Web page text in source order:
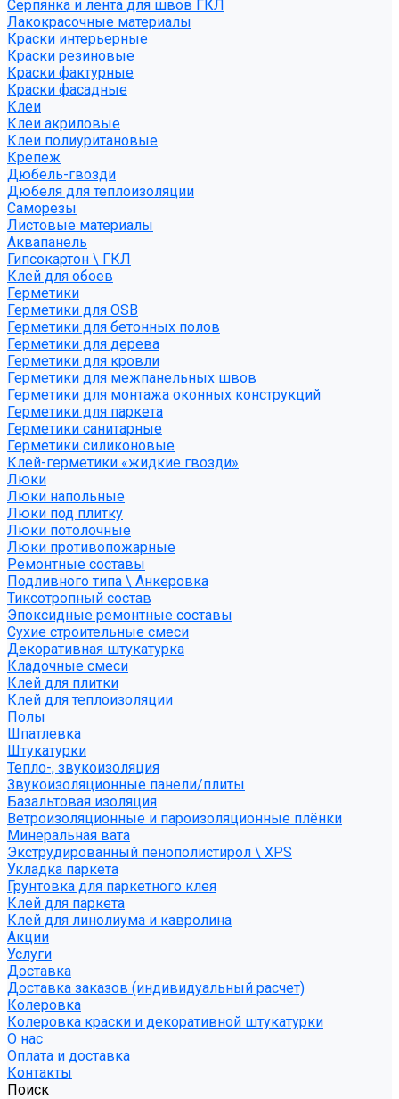
Серпянка и лента для швов ГКЛ
Лакокрасочные материалы
Краски интерьерные
Краски резиновые
Краски фактурные
Краски фасадные
Клеи
Клеи акриловые
Клеи полиуритановые
Крепеж
Дюбель-гвозди
Дюбеля для теплоизоляции
Саморезы
Листовые материалы
Аквапанель
Гипсокартон \ ГКЛ
Клей для обоев
Герметики
Герметики для OSB
Герметики для бетонных полов
Герметики для дерева
Герметики для кровли
Герметики для межпанельных швов
Герметики для монтажа оконных конструкций
Герметики для паркета
Герметики санитарные
Герметики силиконовые
Клей-герметики «жидкие гвозди»
Люки
Люки напольные
Люки под плитку
Люки потолочные
Люки противопожарные
Ремонтные составы
Подливного типа \ Анкеровка
Тиксотропный состав
Эпоксидные ремонтные составы
Сухие строительные смеси
Декоративная штукатурка
Кладочные смеси
Клей для плитки
Клей для теплоизоляции
Полы
Шпатлевка
Штукатурки
Тепло-, звукоизоляция
Звукоизоляционные панели/плиты
Базальтовая изоляция
Ветроизоляционные и пароизоляционные плёнки
Минеральная вата
Экструдированный пенополистирол \ XPS
Укладка паркета
Грунтовка для паркетного клея
Клей для паркета
Клей для линолиума и кавролина
Акции
Услуги
Доставка
Доставка заказов (индивидуальный расчет)
Колеровка
Колеровка краски и декоративной штукатурки
О нас
Оплата и доставка
Контакты
Поиск